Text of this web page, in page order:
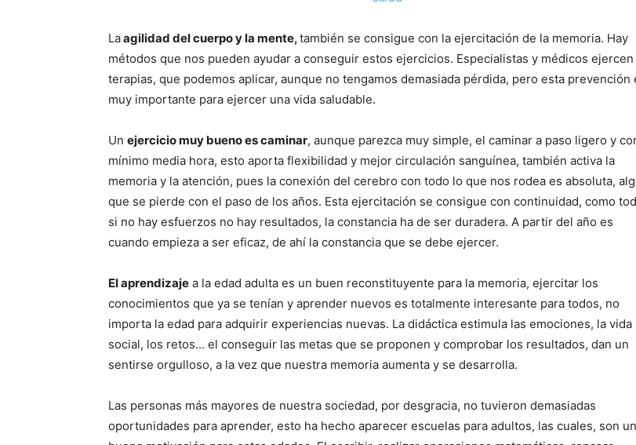
Laagilidad del cuerpo y la mente,también se consigue con la ejercitación de la memoria. Hay
métodos que nos pueden ayudar a conseguir estos ejercicios. Especialistas y médicos ejercen
terapias, que podemos aplicar, aunque no tengamos demasiada pérdida, pero esta prevención
muy importante para ejercer una vida saludable.
Un ejercicio muy bueno es caminar, aunque parezca muy simple, el caminar a paso ligero y
mínimo media hora, esto aporta flexibilidad y mejor circulación sanguínea, también activa la
memoria y la atención, pues la conexión del cerebro con todo lo que nos rodea es absoluta,
que se pierde con el paso de los años. Esta ejercitación se consigue con continuidad, como
si no hay esfuerzos no hay resultados, la constancia ha de ser duradera. A partir del año es
cuando empieza a ser eficaz, de ahí la constancia que se debe ejercer.
El aprendizaje a la edad adulta es un buen reconstituyente para la memoria, ejercitar los
conocimientos que ya se tenían y aprender nuevos es totalmente interesante para todos, no
importa la edad para adquirir experiencias nuevas. La didáctica estimula las emociones, la vida
social, los retos… el conseguir las metas que se proponen y comprobar los resultados, dan un
sentirse orgulloso, a la vez que nuestra memoria aumenta y se desarrolla.
Las personas más mayores de nuestra sociedad, por desgracia, no tuvieron demasiadas
oportunidades para aprender, esto ha hecho aparecer escuelas para adultos, las cuales, son